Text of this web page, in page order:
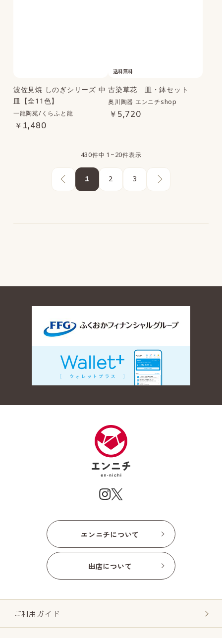
波佐見焼 しのぎシリーズ 中
皿【全11色】
一龍陶苑/くらふと龍
￥1,480
送料無料
古染草花 皿・鉢セット
奥川陶器 エンニチshop
￥5,720
430件中 1~20件表示
1 2 3
エンニチについて
出店について
ご利用ガイド